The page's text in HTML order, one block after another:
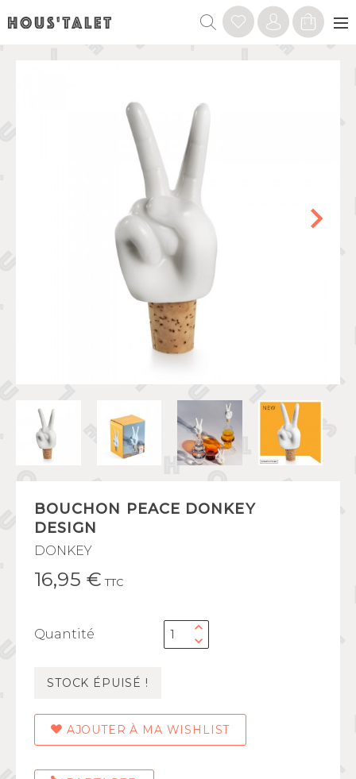
BOUCHON PEACE DONKEY
DESIGN
DONKEY
16,95 € TTC
Quantité
STOCK ÉPUISÉ !
AJOUTER À MA WISHLIST